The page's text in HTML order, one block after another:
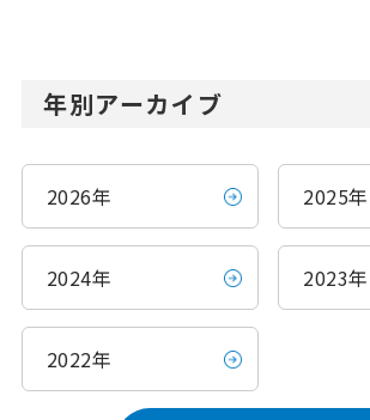
年別アーカイブ
2026年 2025年
2024年 2023年
2022年